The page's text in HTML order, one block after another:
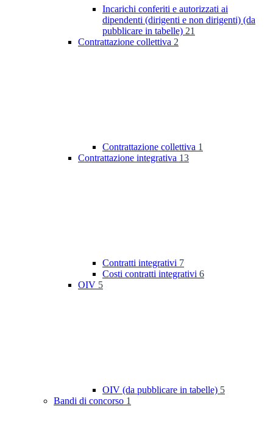
Incarichi conferiti e autorizzati ai
dipendenti (dirigenti e non dirigenti) (da
pubblicare in tabelle) 21
Contrattazione collettiva 2
Contrattazione collettiva 1
Contrattazione integrativa 13
Contratti integrativi 7
Costi contratti integrativi 6
OIV 5
OIV (da pubblicare in tabelle) 5
Bandi di concorso 1